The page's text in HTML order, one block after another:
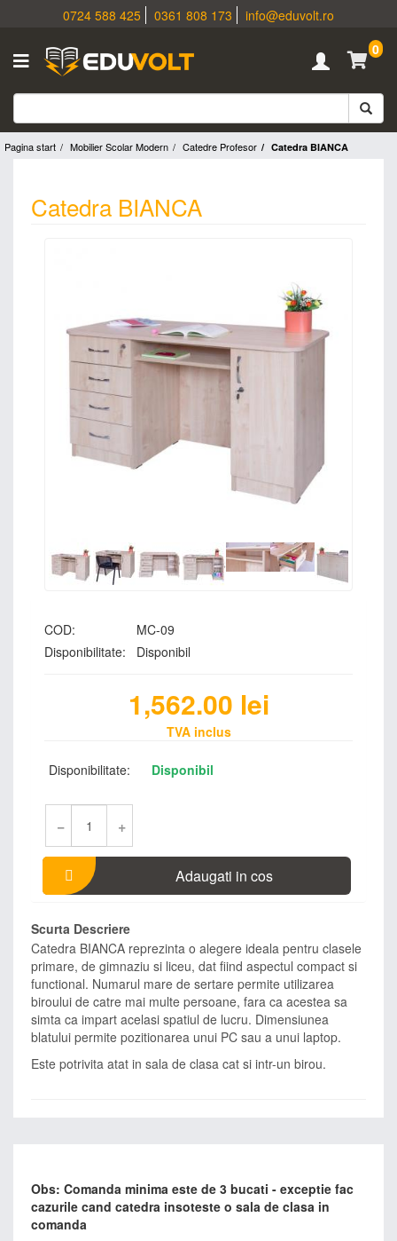
0724 588 425 0361 808 173
info@eduvolt.ro
0
Pagina start Mobilier Scolar Modern Catedre Profesor Catedra BIANCA
Catedra BIANCA
COD:
MC-09
Disponibilitate:
Disponibil
1,562.00 lei
TVA inclus
Disponibilitate: Disponibil
− +
Adaugati in cos
Scurta Descriere
Catedra BIANCA reprezinta o alegere ideala pentru clasele
primare, de gimnaziu si liceu, dat fiind aspectul compact si
functional. Numarul mare de sertare permite utilizarea
biroului de catre mai multe persoane, fara ca acestea sa
simta ca impart acelasi spatiul de lucru. Dimensiunea
blatului permite pozitionarea unui PC sau a unui laptop.
Este potrivita atat in sala de clasa cat si intr-un birou.
Obs: Comanda minima este de 3 bucati - exceptie fac
cazurile cand catedra insoteste o sala de clasa in
comanda